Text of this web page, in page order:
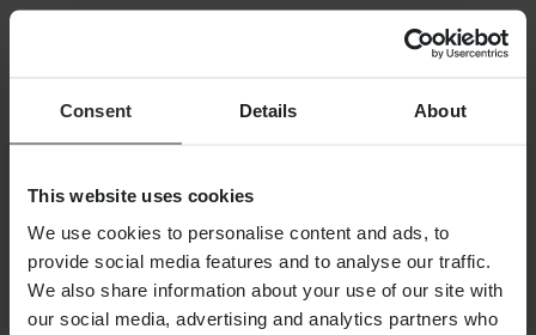
Consent Details About
This website uses cookies
We use cookies to personalise content and ads, to
provide social media features and to analyse our traffic.
We also share information about your use of our site with
our social media, advertising and analytics partners who
VERZENDOPTIES